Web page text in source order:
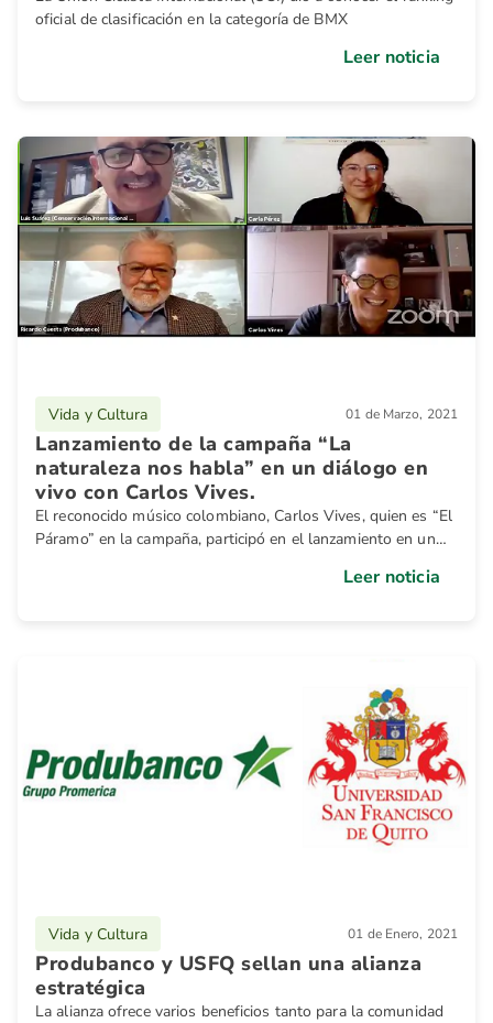
oficial de clasificación en la categoría de BMX
Leer noticia
Vida y Cultura 01 de Marzo, 2021
Lanzamiento de la campaña “La
naturaleza nos habla” en un diálogo en
vivo con Carlos Vives.
El reconocido músico colombiano, Carlos Vives, quien es “El
Páramo” en la campaña, participó en el lanzamiento en un
Leer noticia
Vida y Cultura 01 de Enero, 2021
Produbanco y USFQ sellan una alianza
estratégica
La alianza ofrece varios beneficios tanto para la comunidad